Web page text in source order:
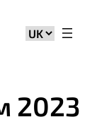
Вибрати
2023